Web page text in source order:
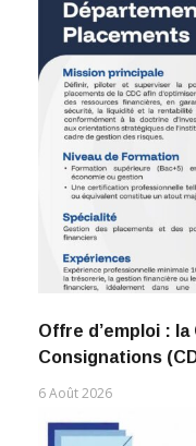
Offre d’emploi :
Consignations
6 Août 2026